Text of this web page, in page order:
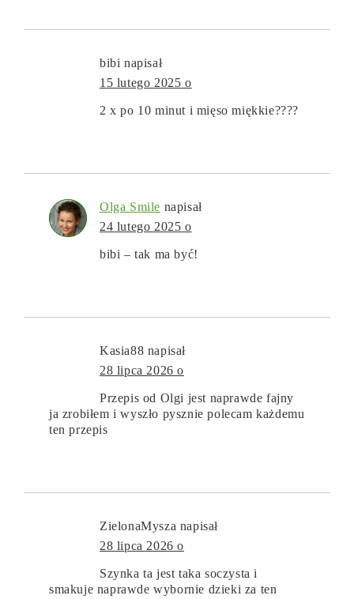
bibi napisał
15 lutego 2025 o
2 x po 10 minut i mięso miękkie????
Olga Smile napisał
24 lutego 2025 o
bibi – tak ma być!
Kasia88 napisał
28 lipca 2026 o
Przepis od Olgi jest naprawde fajny
ja zrobiłem i wyszło pysznie polecam każdemu
ten przepis
ZielonaMysza napisał
28 lipca 2026 o
Szynka ta jest taka soczysta i
smakuje naprawde wybornie dzieki za ten